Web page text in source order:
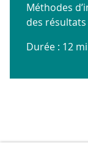
Méthodes
des résultats
Durée : 12